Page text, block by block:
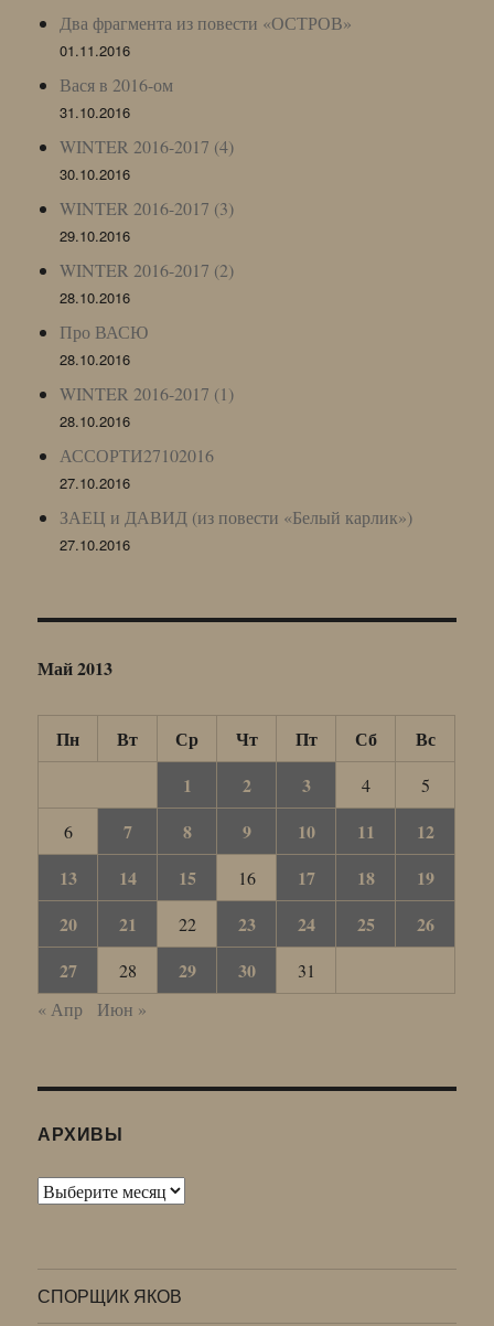
Два фрагмента из повести «ОСТРОВ»
01.11.2016
Вася в 2016-ом
31.10.2016
WINTER 2016-2017 (4)
30.10.2016
WINTER 2016-2017 (3)
29.10.2016
WINTER 2016-2017 (2)
28.10.2016
Про ВАСЮ
28.10.2016
WINTER 2016-2017 (1)
28.10.2016
АССОРТИ27102016
27.10.2016
ЗАЕЦ и ДАВИД (из повести «Белый карлик»)
27.10.2016
Май 2013
Пн Вт Ср Чт Пт Сб
Вс
1
2 3 4
5
6
7 8 9 10 11
12
13
14 15 16 17 18
19
20
21 22 23 24 25
26
27
28 29 30
31
« Апр
Июн »
АРХИВЫ
Архивы
СПОРЩИК ЯКОВ